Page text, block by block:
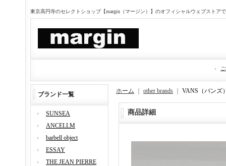
東京高円寺のセレクトショップ【margin（マージン）】のオフィシャルウェブストア
ブランド一覧
SUNSEA
ANCELLM
barbell object
ESSAY
THE JEAN PIERRE
ホーム other brands VANS（バンズ
商品詳細